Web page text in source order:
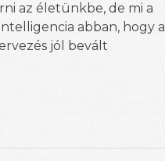
az életünkbe, de mi a
abban, hogy a
jól bevált